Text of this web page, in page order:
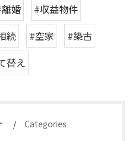
婚
#収益物件
続 #空家
#築古
替え
Categories